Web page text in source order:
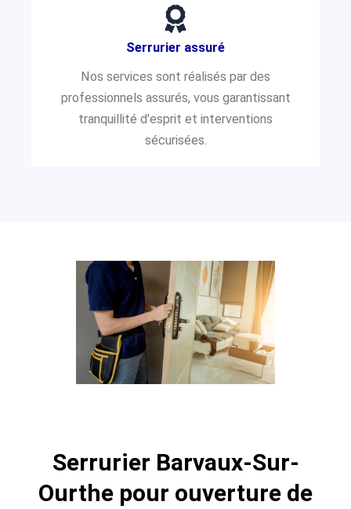
Serrurier assuré
Nos services sont réalisés par des
professionnels assurés, vous garantissant
tranquillité d'esprit et interventions
sécurisées.
Serrurier Barvaux-Sur-
Ourthe pour ouverture de